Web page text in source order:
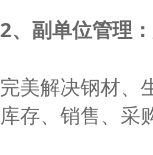
2、副单位管理
完美解决钢材、
库存、销售、采